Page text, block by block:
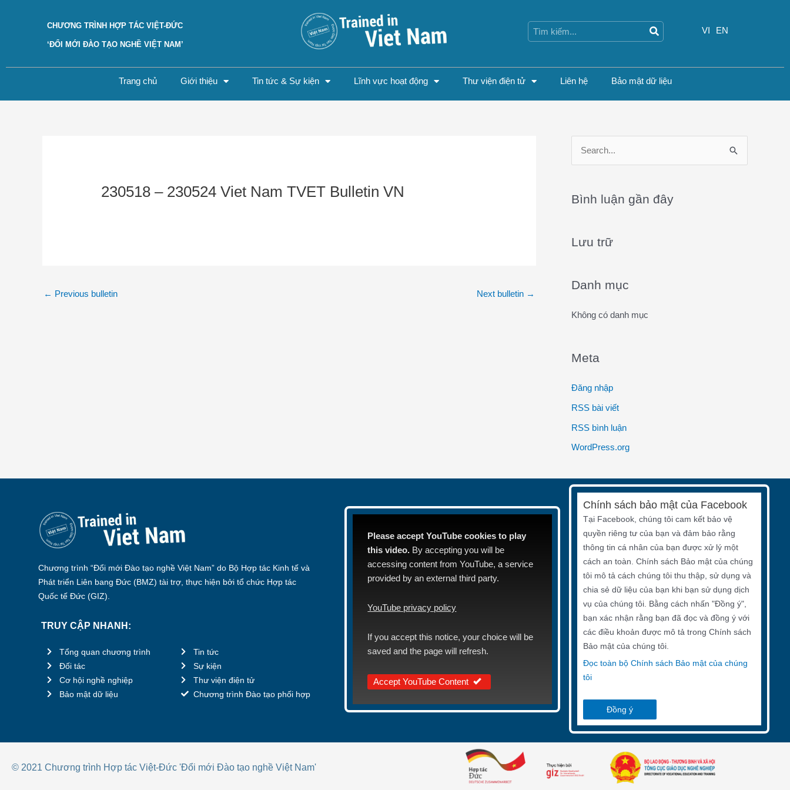
CHƯƠNG TRÌNH HỢP TÁC VIỆT-ĐỨC
‘ĐỔI MỚI ĐÀO TẠO NGHỀ VIỆT NAM’
VI
EN
Trang chủ Giới thiệu Tin tức & Sự kiện Lĩnh vực hoạt động Thư viện điện tử Liên hệ Bảo mật dữ liệu
230518 – 230524 Viet Nam TVET Bulletin VN
← Previous bulletin Next bulletin →
r
h
:
Bình luận gần đây
Lưu trữ
Danh mục
Không có danh mục
Meta
Đăng nhập
RSS bài viết
RSS bình luận
WordPress.org
Chương trình “Đổi mới Đào tạo nghề Việt Nam” do Bộ Hợp tác Kinh tế và
Phát triển Liên bang Đức (BMZ) tài trợ, thực hiện bởi tổ chức Hợp tác
Quốc tế Đức (GIZ).
TRUY CẬP NHANH:
Tổng quan chương trình
Đối tác
Cơ hội nghề nghiệp
Bảo mật dữ liệu
Tin tức
Sự kiện
Thư viện điện tử
Chương trình Đào tạo phối hợp
Please accept YouTube cookies to play
this video. By accepting you will be
accessing content from YouTube, a service
provided by an external third party.
YouTube privacy policy
If you accept this notice, your choice will be
saved and the page will refresh.
Accept YouTube Content
Chính sách bảo mật của Facebook
Tại Facebook, chúng tôi cam kết bảo vệ
quyền riêng tư của bạn và đảm bảo rằng
thông tin cá nhân của bạn được xử lý một
cách an toàn. Chính sách Bảo mật của chúng
tôi mô tả cách chúng tôi thu thập, sử dụng và
chia sẻ dữ liệu của bạn khi bạn sử dụng dịch
vụ của chúng tôi. Bằng cách nhấn "Đồng ý",
bạn xác nhận rằng bạn đã đọc và đồng ý với
các điều khoản được mô tả trong Chính sách
Bảo mật của chúng tôi.
Đọc toàn bộ Chính sách Bảo mật của chúng
tôi
Đồng ý
© 2021 Chương trình Hợp tác Việt-Đức 'Đổi mới Đào tạo nghề Việt Nam'